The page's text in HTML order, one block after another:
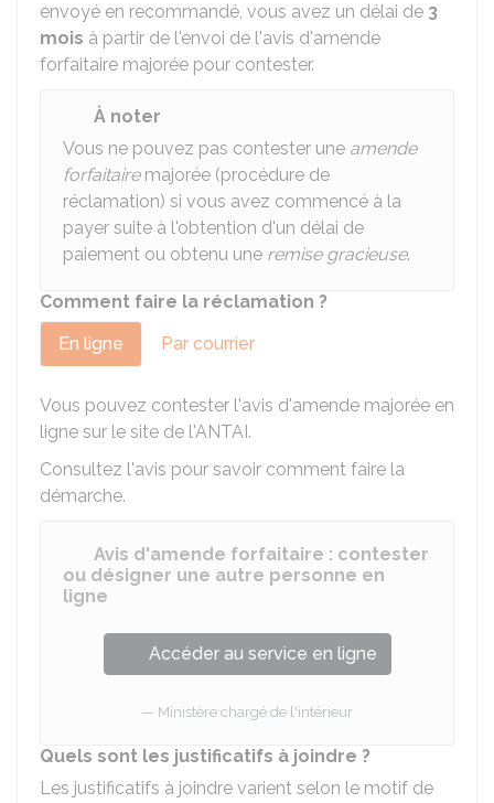
envoyé en recommandé, vous avez un délai de 3
mois à partir de l'envoi de l'avis d'amende
forfaitaire majorée pour contester.
À noter
Vous ne pouvez pas contester une amende
forfaitairemajorée (procédure de
réclamation) si vous avez commencé à la
payer suite à l'obtention d'un délai de
paiement ou obtenu une remise gracieuse.
Comment faire la réclamation ?
En ligne
Par courrier
Vous pouvez contester l'avis d'amende majorée en
ligne sur le site de l'ANTAI.
Consultez l'avis pour savoir comment faire la
démarche.
Avis d'amende forfaitaire : contester
ou désigner une autre personne en
ligne
Accéder au service en ligne
Ministère chargé de l'intérieur
Quels sont les justificatifs à joindre ?
Les justificatifs à joindre varient selon le motif de